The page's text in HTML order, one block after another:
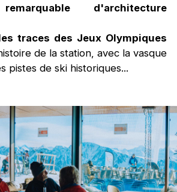
d'architecture
traces des Jeux Olympiques
de la station, avec la vasque
pistes de ski historiques...